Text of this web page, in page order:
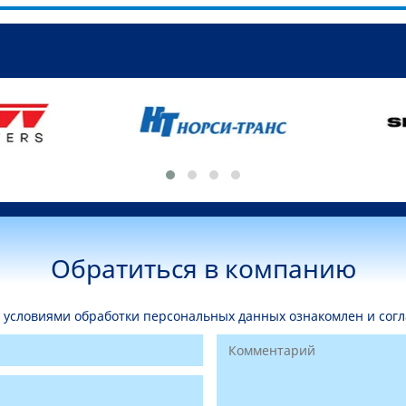
Обратиться в компанию
обработки персональных данных ознакомлен и